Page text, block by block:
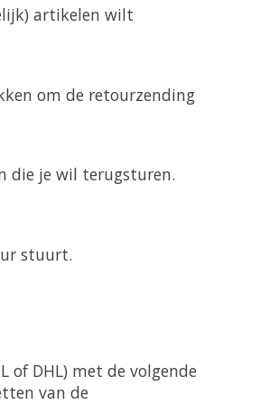
artikelen wilt
om de retourzending
die je wil terugsturen.
stuurt.
of DHL) met de volgende
van de